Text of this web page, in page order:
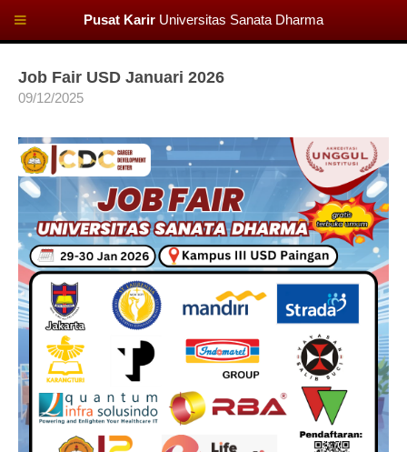
Job Fair USD Januari 2026
09/12/2025
Pusat Karir Universitas Sanata Dharma